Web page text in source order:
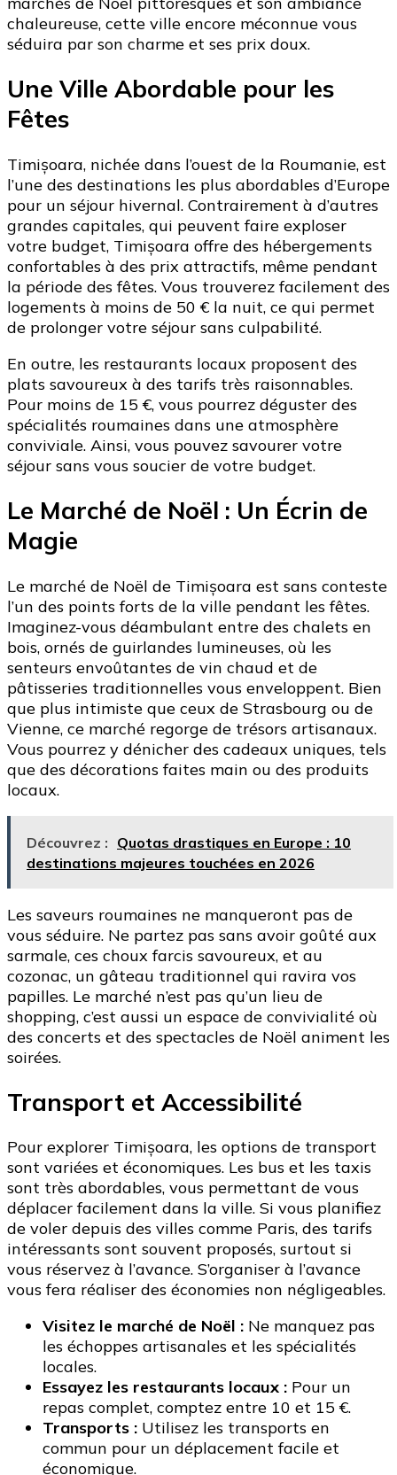
chaleureuse, cette ville encore méconnue vous
séduira par son charme et ses prix doux.
Une Ville Abordable pour les
Fêtes
Timișoara, nichée dans l’ouest de la Roumanie, est
l’une des destinations les plus abordables d’Europe
pour un séjour hivernal. Contrairement à d’autres
grandes capitales, qui peuvent faire exploser
votre budget, Timișoara offre des hébergements
confortables à des prix attractifs, même pendant
la période des fêtes. Vous trouverez facilement des
logements à moins de 50 € la nuit, ce qui permet
de prolonger votre séjour sans culpabilité.
En outre, les restaurants locaux proposent des
plats savoureux à des tarifs très raisonnables.
Pour moins de 15 €, vous pourrez déguster des
spécialités roumaines dans une atmosphère
conviviale. Ainsi, vous pouvez savourer votre
séjour sans vous soucier de votre budget.
Le Marché de Noël : Un Écrin de
Magie
Le marché de Noël de Timișoara est sans conteste
l’un des points forts de la ville pendant les fêtes.
Imaginez-vous déambulant entre des chalets en
bois, ornés de guirlandes lumineuses, où les
senteurs envoûtantes de vin chaud et de
pâtisseries traditionnelles vous enveloppent. Bien
que plus intimiste que ceux de Strasbourg ou de
Vienne, ce marché regorge de trésors artisanaux.
Vous pourrez y dénicher des cadeaux uniques, tels
que des décorations faites main ou des produits
locaux.
Découvrez : Quotas drastiques en Europe : 10
destinations majeures touchées en 2026
Les saveurs roumaines ne manqueront pas de
vous séduire. Ne partez pas sans avoir goûté aux
sarmale, ces choux farcis savoureux, et au
cozonac, un gâteau traditionnel qui ravira vos
papilles. Le marché n’est pas qu’un lieu de
shopping, c’est aussi un espace de convivialité où
des concerts et des spectacles de Noël animent les
soirées.
Transport et Accessibilité
Pour explorer Timișoara, les options de transport
sont variées et économiques. Les bus et les taxis
sont très abordables, vous permettant de vous
déplacer facilement dans la ville. Si vous planifiez
de voler depuis des villes comme Paris, des tarifs
intéressants sont souvent proposés, surtout si
vous réservez à l’avance. S’organiser à l’avance
vous fera réaliser des économies non négligeables.
Visitez le marché de Noël : Ne manquez pas
les échoppes artisanales et les spécialités
locales.
Essayez les restaurants locaux : Pour un
repas complet, comptez entre 10 et 15 €.
Transports : Utilisez les transports en
commun pour un déplacement facile et
économique.